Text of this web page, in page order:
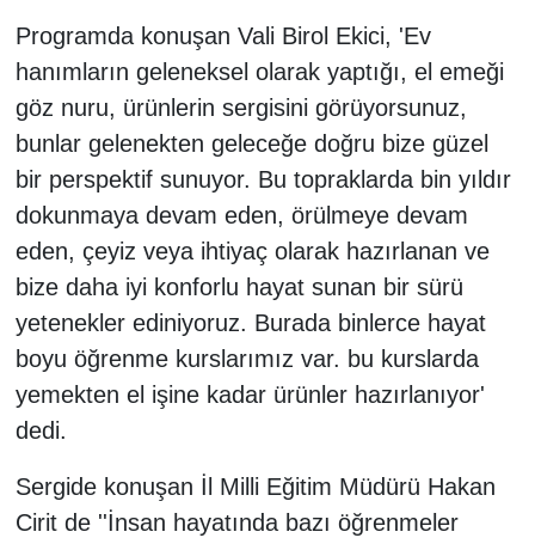
Programda konuşan Vali Birol Ekici, 'Ev
hanımların geleneksel olarak yaptığı, el emeği
göz nuru, ürünlerin sergisini görüyorsunuz,
bunlar gelenekten geleceğe doğru bize güzel
bir perspektif sunuyor. Bu topraklarda bin yıldır
dokunmaya devam eden, örülmeye devam
eden, çeyiz veya ihtiyaç olarak hazırlanan ve
bize daha iyi konforlu hayat sunan bir sürü
yetenekler ediniyoruz. Burada binlerce hayat
boyu öğrenme kurslarımız var. bu kurslarda
yemekten el işine kadar ürünler hazırlanıyor'
dedi.
Sergide konuşan İl Milli Eğitim Müdürü Hakan
Cirit de ''İnsan hayatında bazı öğrenmeler